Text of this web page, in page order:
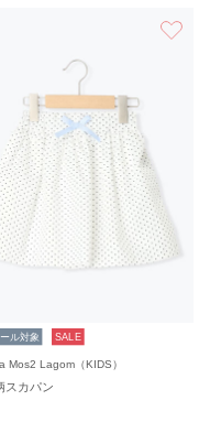
ル対象 SALE
Mos2 Lagom（KIDS）
スカパン